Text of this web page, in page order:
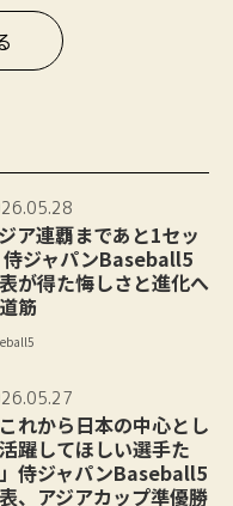
ア連覇まであと1セッ
侍ジャパンBaseball5
が得た悔しさと進化へ
筋
これから日本の中心とし
躍してほしい選手た
侍ジャパンBaseball5
、アジアカップ準優勝